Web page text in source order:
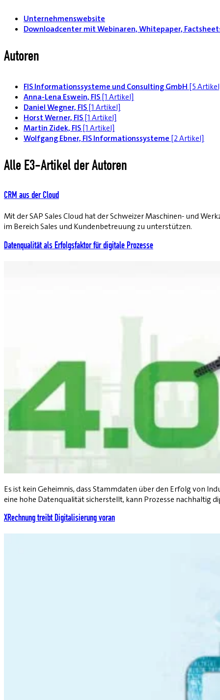
Unternehmenswebsite
Downloadcenter mit Webinaren, Whitepaper,
Autoren
FIS Informationssysteme und Consulting GmbH [5
Anna-Lena Eswein, FIS[1 Artikel]
Daniel Wegner, FIS[1 Artikel]
Horst Werner, FIS[1 Artikel]
Martin Zidek, FIS[1 Artikel]
Wolfgang Ebner, FIS Informationssysteme [2 Artikel]
Alle E3-Artikel der Autoren
CRM aus der Cloud
Mit der SAP Sales Cloud hat der Schweizer Maschinen- und
im Bereich Sales und Kundenbetreuung zu unterstützen.
Datenqualität als Erfolgsfaktor für digitale Prozesse
Es ist kein Geheimnis, dass Stammdaten über den Erfolg von
eine hohe Datenqualität sicherstellt, kann Prozesse nachhaltig
XRechnung treibt Digitalisierung voran